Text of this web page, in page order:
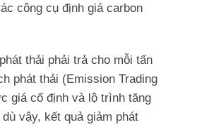
công cụ định giá carbon
thải phải trả cho mỗi tấn
phát thải (Emission Trading
giá cố định và lộ trình tăng
vậy, kết quả giảm phát